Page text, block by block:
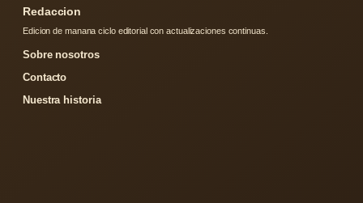
Redaccion
Edicion de manana ciclo editorial con actualizaciones continuas.
Sobre nosotros
Contacto
Nuestra historia